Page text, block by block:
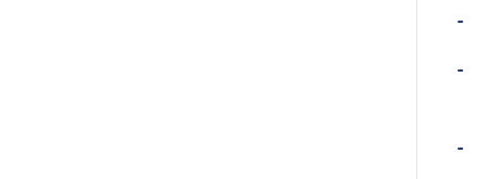
-
-
-